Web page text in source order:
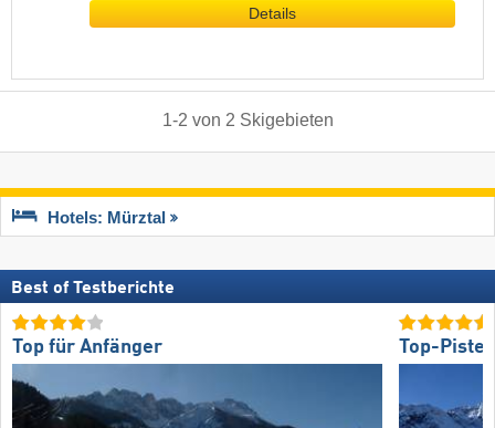
Details
1-2 von 2 Skigebieten
Hotels: Mürztal
Best of Testberichte
Top für Anfänger Top-